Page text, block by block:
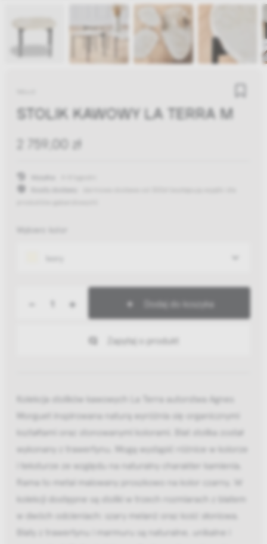
STOLIK KAWOWY LA TERRA M
2 759,00 zł
Wybierz kolor
+ Dodaj do koszyka
Zapytaj o produkt
Kolekcja stolików kawowych La Terra autorstwa Agnes
Morguet inspirowana naturą wyróżnia się organicznymi
kształtami oraz stonowanymi kolorami. Blat stolika został
wykonany z trawertynu. Mogą wystąpić różnice w kolorze
i teksturze ze względu na naturalny charakter kamienia.
Rama to metal malowany proszkowo na kolor czarny. W
kolekcji dostępne są stoliki w trzech rozmiarach z blatem
w dwóch odcieniach: szary melanż oraz kość słoniowa.
Blaty z trawertynu i marmuru są naturalne, unikalne i